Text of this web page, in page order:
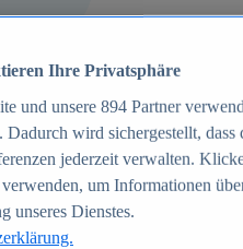
als 39.000 Online-Shops
Ihre Privatsphäre
und unsere 894 Partner
Dadurch wird sichergestellt,
jederzeit verwalten.
um Informationen
unseres Dienstes.